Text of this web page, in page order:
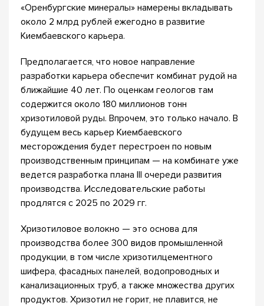
«Оренбургские минералы» намерены вкладывать
около 2 млрд рублей ежегодно в развитие
Киембаевского карьера.
Предполагается, что новое направление
разработки карьера обеспечит комбинат рудой на
ближайшие 40 лет. По оценкам геологов там
содержится около 180 миллионов тонн
хризотиловой руды. Впрочем, это только начало. В
будущем весь карьер Киембаевского
месторождения будет перестроен по новым
производственным принципам — на комбинате уже
ведется разработка плана III очереди развития
производства. Исследовательские работы
продлятся с 2025 по 2029 гг.
Хризотиловое волокно — это основа для
производства более 300 видов промышленной
продукции, в том числе хризотилцементного
шифера, фасадных панелей, водопроводных и
канализационных труб, а также множества других
продуктов. Хризотил не горит, не плавится, не